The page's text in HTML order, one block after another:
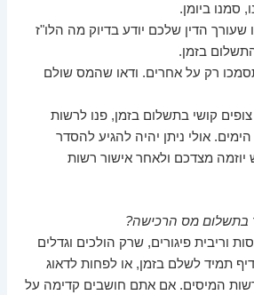
סמנו ביומן.
שעורך הדין שלכם יודע בדיוק מה הלו"ז
בזמן.
רק על אחרים. ודאו שהמס שולם
קושי בתשלום בזמן, פנו לרשות
המיסים *לפני* תום 60 הימים. אולי ניתן יהיה להגיע להסדר
מצדכם ולאחר אישור רשות
בתשלום מס הרכישה?
וריבית פיגורים, שרק הולכים וגדלים
תמיד לשלם בזמן, או לפחות לדאוג
המיסים. אם אתם חושבים קדימה על